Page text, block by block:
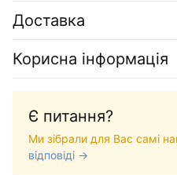
Доставка
Корисна інформація
Є питання?
Ми зібрали для Вас самі
відповіді →